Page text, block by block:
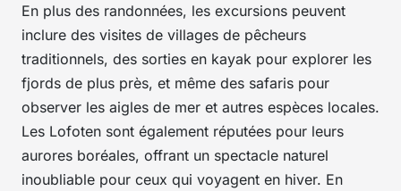
En plus des randonnées, les excursions peuvent
inclure des visites de villages de pêcheurs
traditionnels, des sorties en kayak pour explorer les
fjords de plus près, et même des safaris pour
observer les aigles de mer et autres espèces locales.
Les Lofoten sont également réputées pour leurs
aurores boréales, offrant un spectacle naturel
inoubliable pour ceux qui voyagent en hiver. En